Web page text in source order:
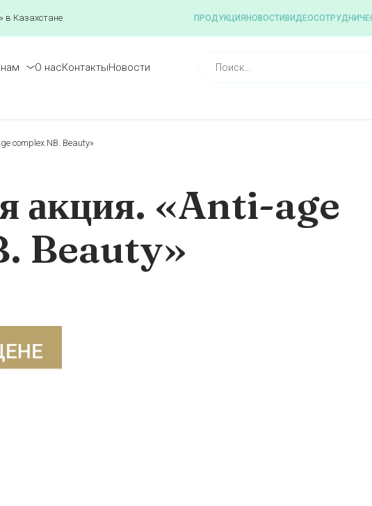
в Казахстане ПРОДУКЦИЯ НОВОСТИ ВИДЕО
О насКонтактыНовости
complex NB. Beauty»
акция. «Anti-age
Beauty»